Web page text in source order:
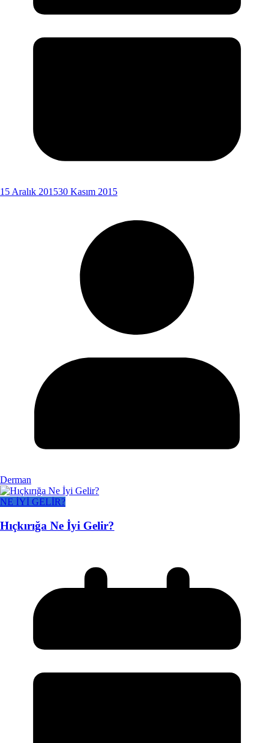
15 Aralık 201530 Kasım 2015
Derman
NE İYİ GELİR?
Hıçkırığa Ne İyi Gelir?